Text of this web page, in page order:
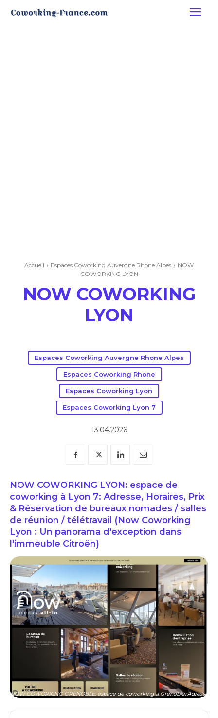
Accueil Espaces Coworking Auvergne Rhone Alpes
NOW
COWORKING LYON
NOW COWORKING
LYON
Espaces Coworking Auvergne Rhone Alpes
Espaces Coworking Rhone
Espaces Coworking Lyon
Espaces Coworking Lyon 7
13.04.2026
NOW COWORKING LYON: espace de
coworking à Lyon 7: Adresse, Horaires, Prix
& Réservation de bureaux nomades / salles
de réunion / télétravail (Now Coworking
Lyon : Un panorama d'exception dans
l'immeuble Citroën)
NOW COWORKING GRENOBLE: espace de coworking à Grenoble: Adresse